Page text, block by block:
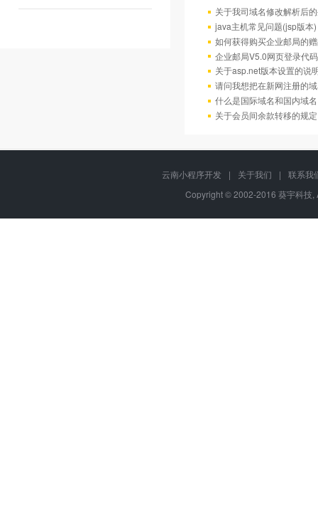
关于我司域名修改解析后
java主机常见问题(jsp版本)
如何获得购买企业邮局的
企业邮局V5.0网页登录代码
关于asp.net版本设置的说
请问我想把在新网注册的
什么是国际域名和国内域
关于会员间余款转移的规定
云南小程序开发 | 关于我们 |
联系我
Copyright © 2002-2016 葵宇科